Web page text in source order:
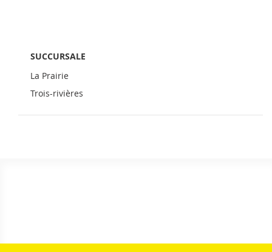
SUCCURSALE
La Prairie
Trois-rivières